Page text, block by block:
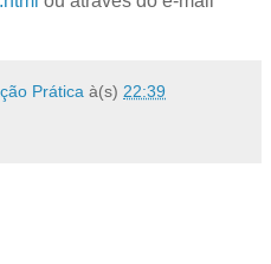
Prática à(s) 22:39